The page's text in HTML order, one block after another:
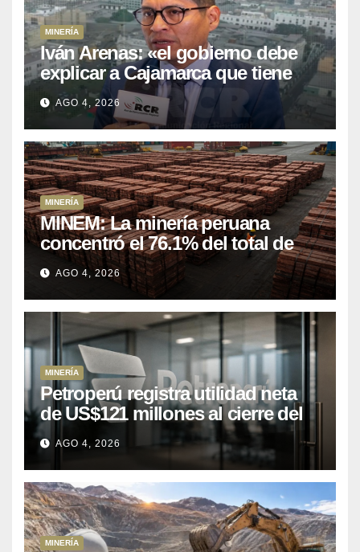
MINERÍA
Iván Arenas: «el gobierno debe
explicar a Cajamarca que tiene
US$ 16 mil millones en proyectos
mineros para salir de la pobreza
AGO 4, 2026
MINERÍA
MINEM: La minería peruana
concentró el 76.1% del total de
las exportaciones nacionales
entre enero y abril de 2026
AGO 4, 2026
MINERÍA
Petroperú registra utilidad neta
de US$121 millones al cierre del
primer semestre 2026
AGO 4, 2026
MINERÍA